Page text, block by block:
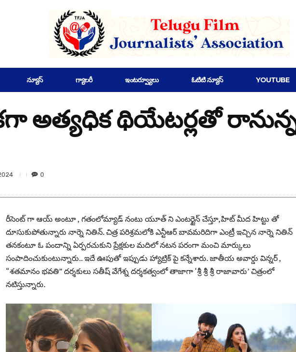
న్యూస్ గ్యాలరీ ఇంటర్వ్యూలు ఓటిటి న్యూస్ YOUTUBE
అత్యధిక థియేటర్లతో రానున్న.”
0
రీసెంట్ గా ఆయ్ అంటూ , గతంలోమ్యాడ్ నంటు యూత్ ని ఎంటర్టైన్ చేస్తూ,హిట్ మీద హిట్టు తో
దూసుకుపోతున్నారు నార్నె నితిన్. చిత్ర పరిశ్రమలోకి ఎన్టీఆర్ బావమరిదిగా ఎంట్రీ ఇచ్చిన నార్నె నితిన్
తనకంటూ ఓ పందాన్ని ఏర్పరచుకుని ప్రేక్షకుల మదిలో నటన పరంగా మంచి మార్కులు
సంపాదించుకుంటున్నారు.. ఇదే ఊపుతో ఇప్పుడు హ్యాట్రిక్ పై కన్నేశారు. జాతీయ అవార్డు విన్నర్ ,
“శతమానం భవతి” దర్శకులు సతీష్ వేగేశ్న దర్శకత్వంలో తాజాగా ‘శ్రీ శ్రీ శ్రీ రాజావారు’ చిత్రంలో
నటిస్తున్నారు.